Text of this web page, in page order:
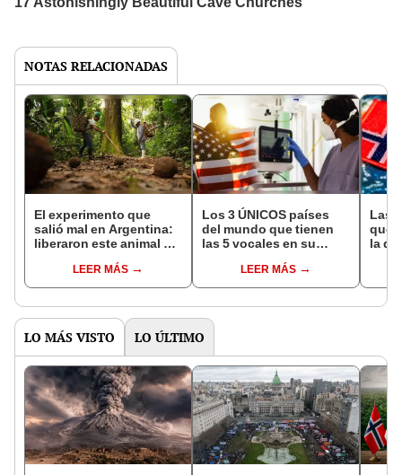
NOTAS RELACIONADAS
El experimento que
salió mal en Argentina:
liberaron este animal y
bosques milenarios de
la Patagonia
LEER MÁS
Los 3 ÚNICOS países
del mundo que tienen
las 5 vocales en su
con unoLEER MÁS
Las
que
la de
LO MÁS VISTO LO ÚLTIMO